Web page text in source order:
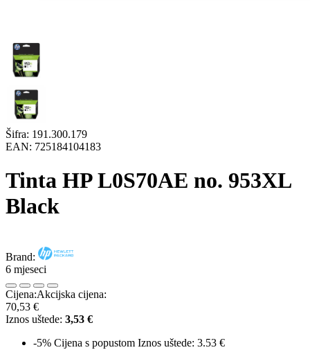
Šifra: 191.300.179
EAN: 725184104183
Tinta HP L0S70AE no. 953XL
Black
Brand:
6 mjeseci
Cijena:Akcijska cijena:
70,53 €
Iznos uštede: 3,53 €
-5% Cijena s popustom Iznos uštede: 3.53 €